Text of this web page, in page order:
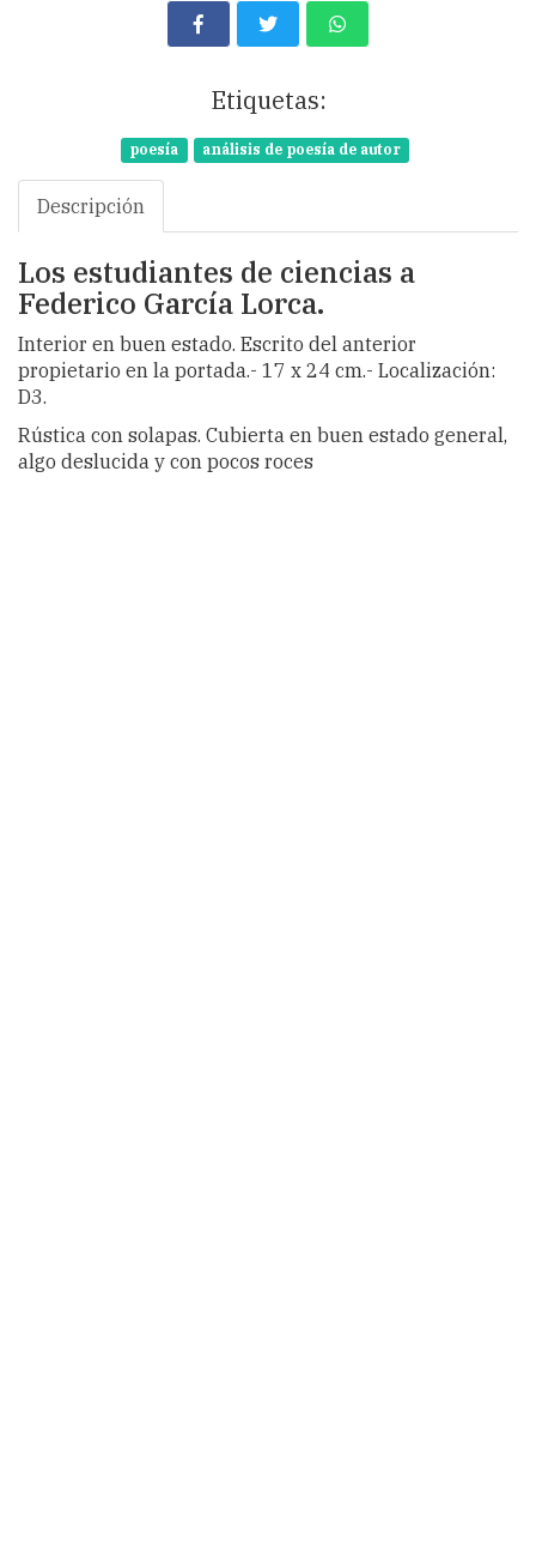
Etiquetas:
poesía análisis de poesía de autor
Descripción
Los estudiantes de ciencias a
Federico García Lorca.
Interior en buen estado. Escrito del anterior
propietario en la portada.- 17 x 24 cm.- Localización:
D3.
Rústica con solapas. Cubierta en buen estado general,
algo deslucida y con pocos roces